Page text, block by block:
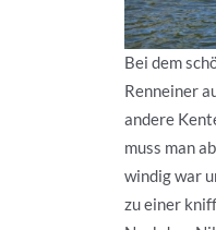
Bei dem
Renneiner
andere
muss man
windig war
zu einer